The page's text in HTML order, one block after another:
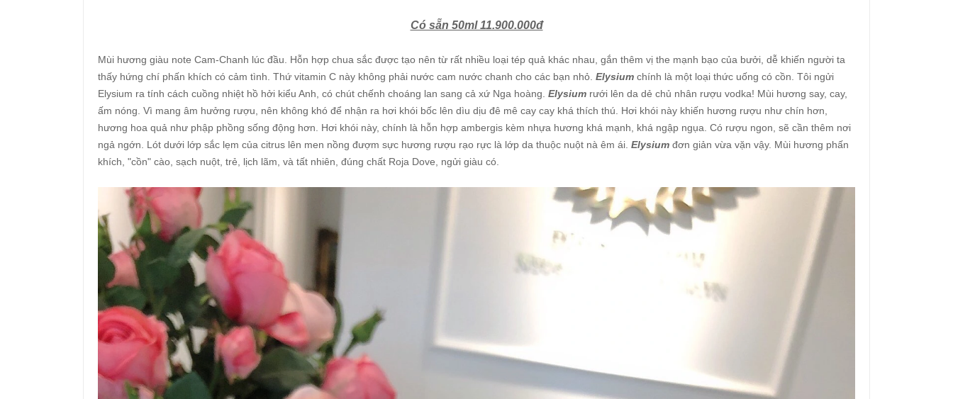
Có sẵn 50ml 11.900.000đ
Mùi hương giàu note Cam-Chanh lúc đầu. Hỗn hợp chua sắc được tạo nên từ rất nhiều loại tép quả khác nhau, gắn thêm vị the mạnh bạo của bưởi, dễ khiến người ta
thấy hứng chí phấn khích có cảm tình. Thứ vitamin C này không phải nước cam nước chanh cho các bạn nhỏ. Elysium chính là một loại thức uống có cồn. Tôi ngửi
Elysium ra tính cách cuồng nhiệt hồ hởi kiểu Anh, có chút chếnh choáng lan sang cả xứ Nga hoàng. Elysium rưới lên da dẻ chủ nhân rượu vodka! Mùi hương say, cay,
ấm nóng. Vì mang âm hưởng rượu, nên không khó để nhận ra hơi khói bốc lên dìu dịu đê mê cay cay khá thích thú. Hơi khói này khiến hương rượu như chín hơn,
hương hoa quả như phập phồng sống động hơn. Hơi khói này, chính là hỗn hợp ambergis kèm nhựa hương khá mạnh, khá ngập ngụa. Có rượu ngon, sẽ cần thêm nơi
ngả ngớn. Lót dưới lớp sắc lẹm của citrus lên men nồng đượm sực hương rượu rạo rực là lớp da thuộc nuột nà êm ái. Elysium đơn giản vừa vặn vậy. Mùi hương phấn
khích, "cồn" cào, sạch nuột, trẻ, lịch lãm, và tất nhiên, đúng chất Roja Dove, ngửi giàu có.